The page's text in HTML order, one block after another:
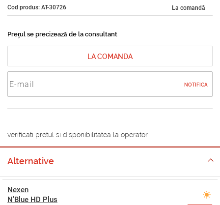
Cod produs: AT-30726 La comandă
Prețul se precizează de la consultant
LA COMANDA
NOTIFICA
verificati pretul si disponibilitatea la operator
Alternative
Nexen
N'Blue HD Plus